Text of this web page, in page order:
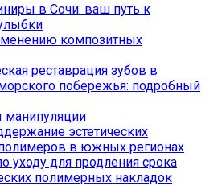
в Сочи: ваш путь к
композитных
реставрация зубов в
побережья: подробный
манипуляции
эстетических
в южных регионах
уходу для продления срока
полимерных накладок